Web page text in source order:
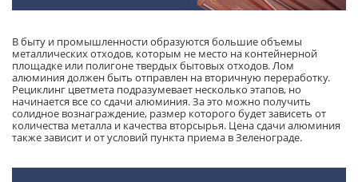
В быту и промышленности образуются большие объемы
металлических отходов, которым не место на контейнерной
площадке или полигоне твердых бытовых отходов. Лом
алюминия должен быть отправлен на вторичную переработку.
Рециклинг цветмета подразумевает несколько этапов, но
начинается все со сдачи алюминия. За это можно получить
солидное вознаграждение, размер которого будет зависеть от
количества металла и качества вторсырья. Цена сдачи алюминия
также зависит и от условий пункта приема в Зеленограде.